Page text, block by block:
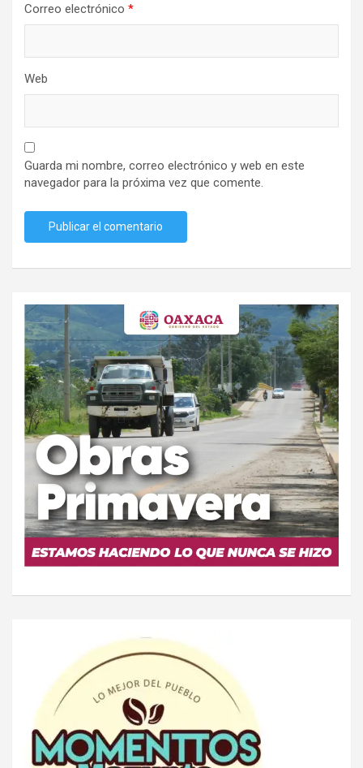
Correo electrónico *
Web
Guarda mi nombre, correo electrónico y web en este
navegador para la próxima vez que comente.